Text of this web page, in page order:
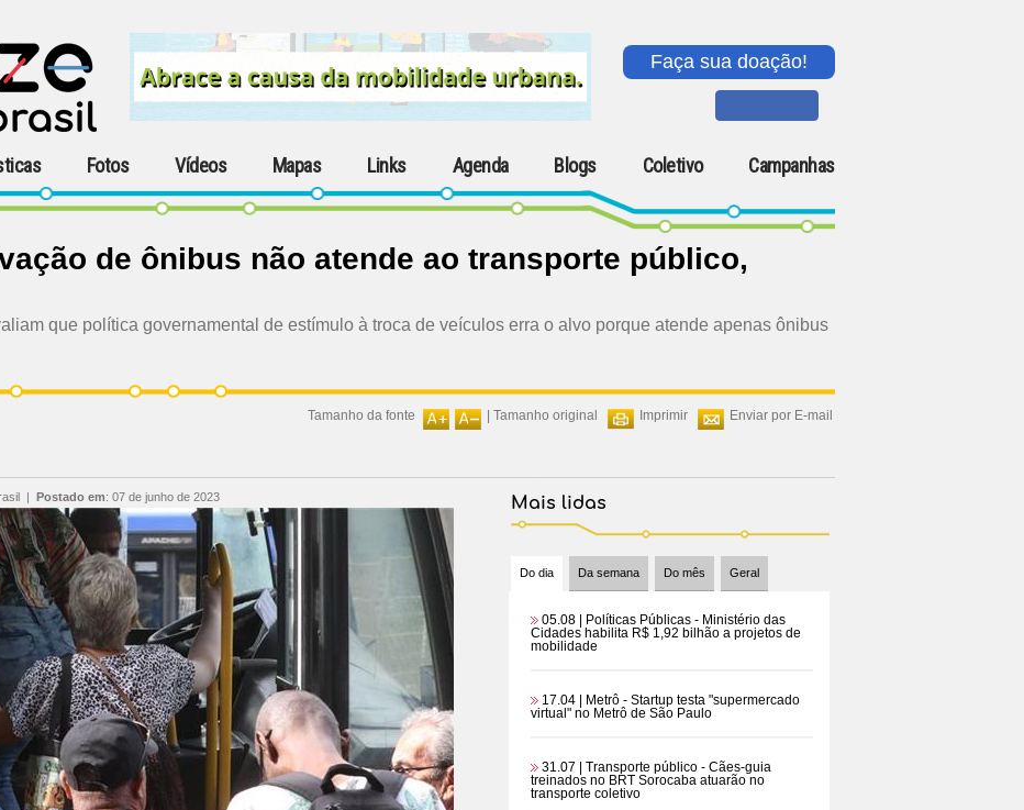
Faça sua doação!
Fotos Vídeos Mapas Links Agenda Blogs Coletivo Campanhas
de ônibus não atende ao transporte público,
que política governamental de estímulo à troca de veículos erra o alvo porque atende apenas ônibus
Enviar por E-mail
Imprimir
Tamanho da fonte Tamanho original
| Postado em: 07 de junho de 2023 Mais lidas
Do dia Da semana Do mês Geral
05.08 | Políticas Públicas - Ministério das
Cidades habilita R$ 1,92 bilhão a projetos de
mobilidade
17.04 | Metrô - Startup testa "supermercado
virtual" no Metrô de São Paulo
31.07 | Transporte público - Cães-guia
treinados no BRT Sorocaba atuarão no
transporte coletivo